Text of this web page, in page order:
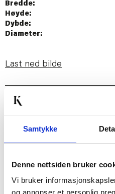
Samtykke
Denne nettsiden bruker
Vi bruker
og annonser et personlig
Bredde:
Høyde:
Dybde:
Diameter:
Last ned bilde
Passer med